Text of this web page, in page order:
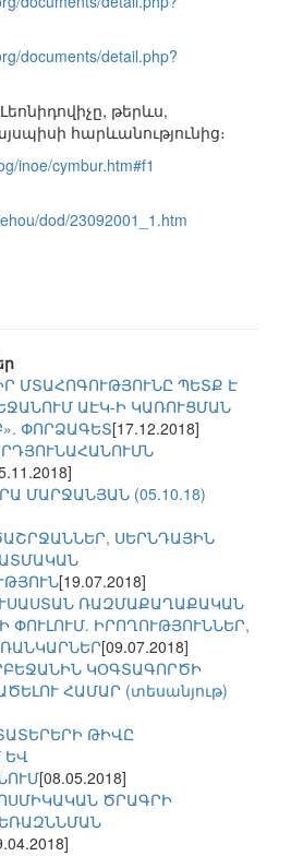
documents/detail.php?
թերևս,
հարևանությունից։
inoe/cymbur.htm#f1
dod/23092001_1.htm
ՄՏԱՀՈԳՈՒԹՅՈՒՆԸ ՊԵՏՔ Է
ԱԷԿ-Ի ԿԱՌՈՒՑՄԱՆ
ՓՈՐՁԱԳԵՏ[17.12.2018]
ՄԱՐՋԱՆՅԱՆ (05.10.18)
ՍԵՐՆԴԱՅԻՆ
[19.07.2018]
ՌԱԶՄԱՔԱՂԱՔԱԿԱՆ
ՓՈՒԼՈՒՄ. ԻՐՈՂՈՒԹՅՈՒՆՆԵՐ,
[09.07.2018]
ԿՕԳՏԱԳՈՐԾԻ
ՀԱՄԱՐ (տեսանյութ)
ԹԻՎԸ
ԵՎ
[08.05.2018]
ԾՐԱԳՐԻ